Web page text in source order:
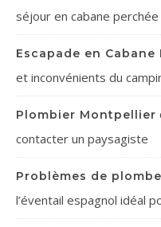
séjour en cabane perchée
Escapade en Cabane
et inconvénients du
Plombier Montpellier
contacter un paysagiste
Problèmes de
l’éventail espagnol idéal